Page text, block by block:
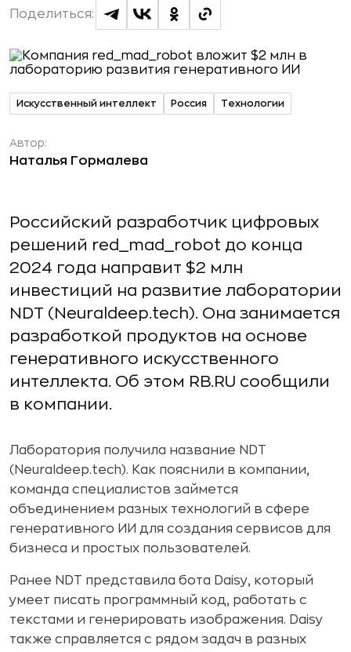
Поделиться:
Искусственный интеллект Россия Технологии
Автор:
Наталья Гормалева
Российский разработчик цифровых
решений red_mad_robot до конца
2024 года направит $2 млн
инвестиций на развитие лаборатории
NDT (Neuraldeep.tech). Она занимается
разработкой продуктов на основе
генеративного искусственного
интеллекта. Об этом RB.RU сообщили
в компании.
Лаборатория получила название NDT
(Neuraldeep.tech). Как пояснили в компании,
команда специалистов займется
объединением разных технологий в сфере
генеративного ИИ для создания сервисов для
бизнеса и простых пользователей.
Ранее NDT представила бота Daisy, который
умеет писать программный код, работать с
текстами и генерировать изображения. Daisy
также справляется с рядом задач в разных